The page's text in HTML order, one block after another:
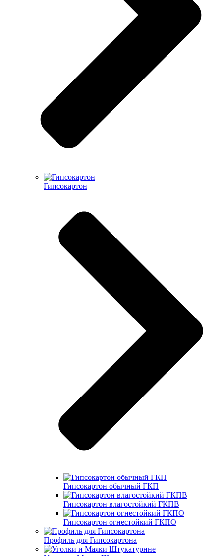
Гипсокартон
Гипсокартон обычный ГКП
Гипсокартон влагостойкий ГКПВ
Гипсокартон огнестойкий ГКПО
Профиль для Гипсокартона